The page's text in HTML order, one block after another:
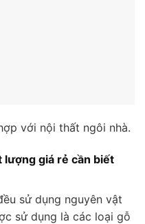
với nội thất ngôi nhà.
lượng giá rẻ cần biết
sử dụng nguyên vật
sử dụng là các loại gỗ